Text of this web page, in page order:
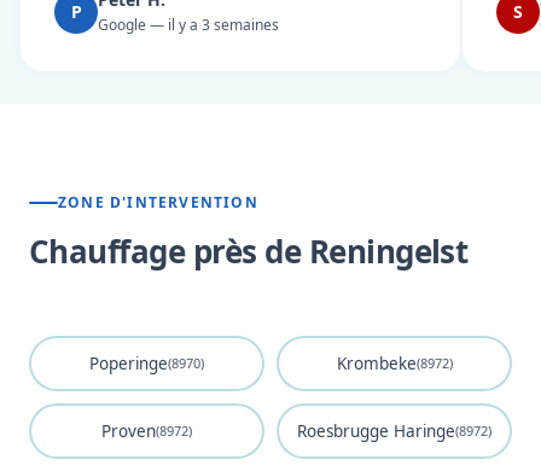
P
Google — il y a 3 semaines
S
ZONE D'INTERVENTION
Chauffage près de Reningelst
Poperinge(8970) Krombeke(8972)
Proven(8972) Roesbrugge Haringe(8972)